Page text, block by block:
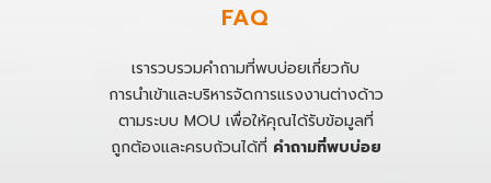
FAQ
เรารวบรวมคำถามที่พบบ่อยเกี่ยวกับ
การนำเข้าและบริหารจัดการแรงงานต่างด้าว
ตามระบบ MOU เพื่อให้คุณได้รับข้อมูลที่
ถูกต้องและครบถ้วนได้ที่ คำถามที่พบบ่อย